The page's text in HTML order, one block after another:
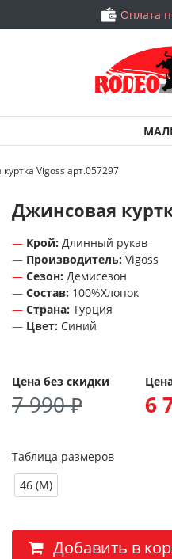
Оплата
Vigoss арт.057297
Джинсовая
Крой: Длинный рукав
Производитель: Vigoss
Сезон: Демисезон
Состав: 100%Хлопок
Страна: Турция
Цвет: Синий
Цена без скидки
7 990 ₽ 6
Таблица размеров
46 (M)
Добавить в